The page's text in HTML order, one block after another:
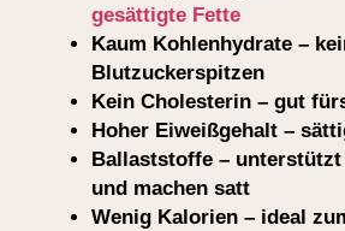
gesättigte Fette
Kaum Kohlenhydrate –
Blutzuckerspitzen
Kein Cholesterin – gut
Hoher Eiweißgehalt –
Ballaststoffe – unterstützt
und machen satt
Wenig Kalorien – ideal